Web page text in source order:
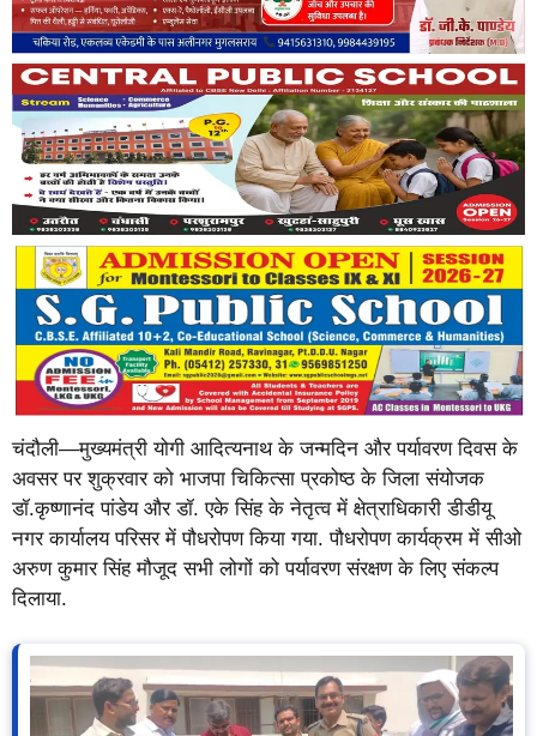
चंदौली—मुख्यमंत्री योगी आदित्यनाथ के जन्मदिन और पर्यावरण दिवस के
अवसर पर शुक्रवार को भाजपा चिकित्सा प्रकोष्ठ के जिला संयोजक
डॉ.कृष्णानंद पांडेय और डॉ. एके सिंह के नेतृत्व में क्षेत्राधिकारी डीडीयू
नगर कार्यालय परिसर में पौधरोपण किया गया. पौधरोपण कार्यक्रम में सीओ
अरुण कुमार सिंह मौजूद सभी लोगों को पर्यावरण संरक्षण के लिए संकल्प
दिलाया.